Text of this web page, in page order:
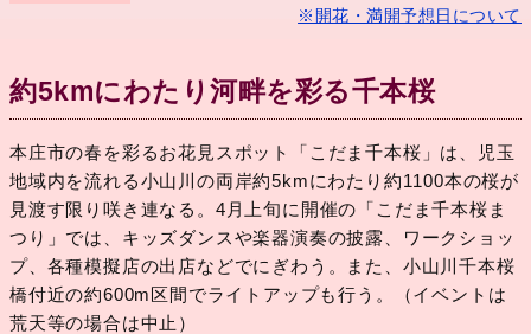
※開花・満開予想日について
約5kmにわたり河畔を彩る千本桜
本庄市の春を彩るお花見スポット「こだま千本桜」は、児玉
地域内を流れる小山川の両岸約5kmにわたり約1100本の桜が
見渡す限り咲き連なる。4月上旬に開催の「こだま千本桜ま
つり」では、キッズダンスや楽器演奏の披露、ワークショッ
プ、各種模擬店の出店などでにぎわう。また、小山川千本桜
橋付近の約600m区間でライトアップも行う。（イベントは
荒天等の場合は中止）